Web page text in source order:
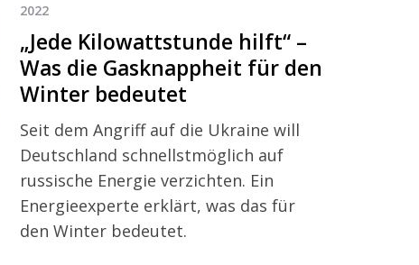
2022
„Jede Kilowattstunde hilft“ –
Was die Gasknappheit für den
Winter bedeutet
Seit dem Angriff auf die Ukraine will
Deutschland schnellstmöglich auf
russische Energie verzichten. Ein
Energieexperte erklärt, was das für
den Winter bedeutet.